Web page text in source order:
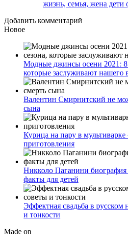
жизнь, семья, жена дети
Добавить комментарий
Новое
Модные джинсы осени 2021: 8
которые заслуживают нашего
Валентин Смирнитский не
сына
Курица на пару в
приготовления
Никколо Паганини биография
факты для детей
Эффектная свадьба в русском
и тонкости
Made on